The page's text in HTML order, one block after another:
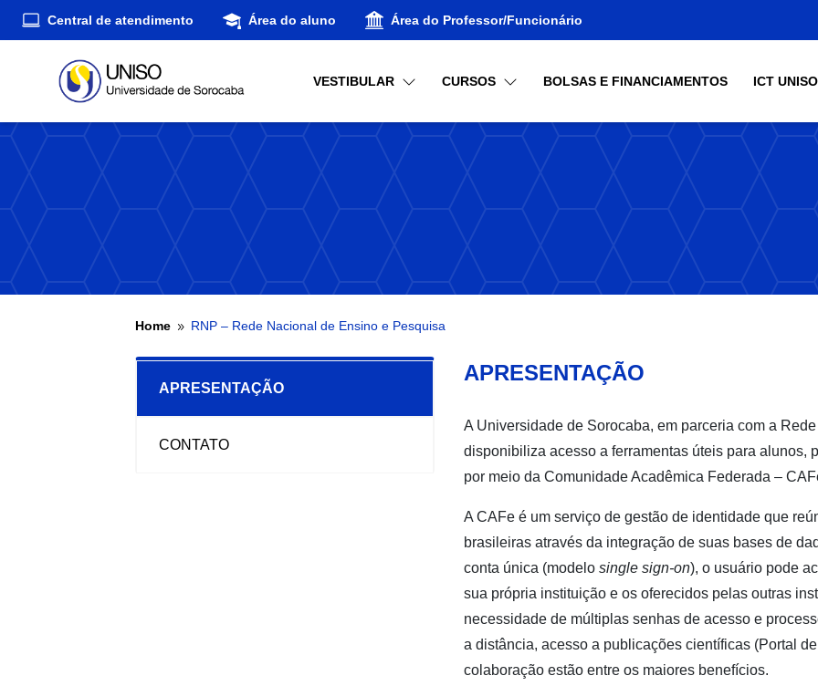
Central de atendimento Área do aluno Área do Professor/Funcionário
VESTIBULAR CURSOS BOLSAS E FINANCIAMENTOS ICT
Home 9 RNP – Rede Nacional de Ensino e Pesquisa
APRESENTAÇÃO
CONTATO
APRESENTAÇÃO
A Universidade de Sorocaba, em parceria com a
disponibiliza acesso a ferramentas úteis para alunos,
por meio da Comunidade Acadêmica Federada –
A CAFe é um serviço de gestão de identidade que
brasileiras através da integração de suas bases de
conta única (modelo single sign-on), o usuário pode
sua própria instituição e os oferecidos pelas outras
necessidade de múltiplas senhas de acesso e
a distância, acesso a publicações científicas (Portal
colaboração estão entre os maiores benefícios.